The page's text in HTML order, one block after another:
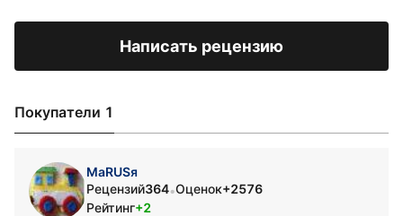
Написать рецензию
Покупатели 1
МаRUSя
Рецензий364•Оценок+2576
Рейтинг+2